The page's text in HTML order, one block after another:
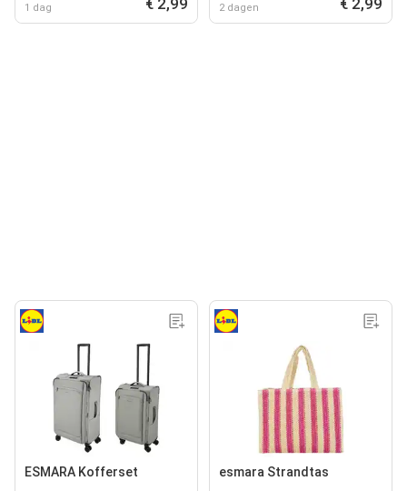
1 dag 2 dagen
ESMARA Kofferset esmara Strandtas